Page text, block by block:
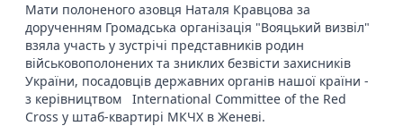
Мати полоненого азовця Наталя Кравцова за
дорученням Громадська організація "Вояцький визвіл"
взяла участь у зустрічі представників родин
військовополонених та зниклих безвісти захисників
України, посадовців державних органів нашої країни -
з керівництвом International Committee of the Red
Cross у штаб-квартирі МКЧХ в Женеві.